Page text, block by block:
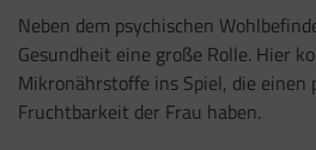
Neben dem psychischen
Gesundheit eine große Rolle. Hier
Mikronährstoffe ins Spiel, die einen
Fruchtbarkeit der Frau haben.